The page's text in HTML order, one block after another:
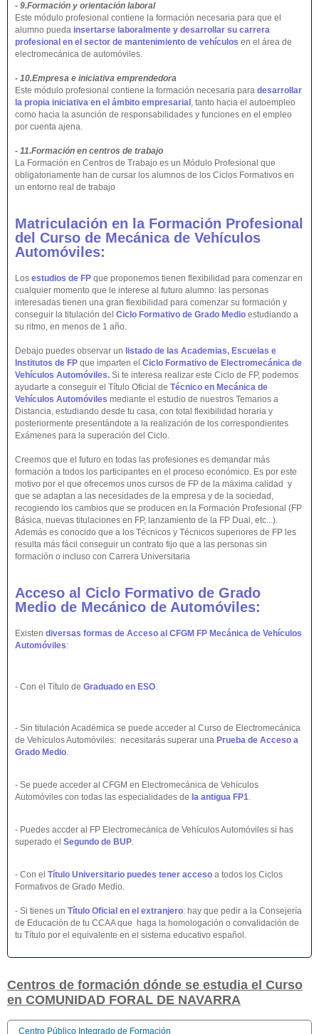
- 9.Formación y orientación laboral
Este módulo profesional contiene la formación necesaria para que el
alumno pueda insertarse laboralmente y desarrollar su carrera
profesional en el sector de mantenimiento de vehículos en el área de
electromecánica de automóviles.
- 10.Empresa e iniciativa emprendedora
Este módulo profesional contiene la formación necesaria para desarrollar
la propia iniciativa en el ámbito empresarial , tanto hacia el autoempleo
como hacia la asunción de responsabilidades y funciones en el empleo
por cuenta ajena.
- 11.Formación en centros de trabajo
La Formación en Centros de Trabajo es un Módulo Profesional que
obligatoriamente han de cursar los alumnos de los Ciclos Formativos en
un entorno real de trabajo
Matriculación en la Formación Profesional
del Curso de Mecánica de Vehículos
Automóviles:
Los estudios de FP que proponemos tienen flexibilidad para comenzar en
cualquier momento que le interese al futuro alumno: las personas
interesadas tienen una gran flexibilidad para comenzar su formación y
conseguir la titulación del Ciclo Formativo de Grado Medio estudiando a
su ritmo, en menos de 1 año.
Debajo puedes observar un listado de las Academias, Escuelas e
Institutos de FP que imparten el Ciclo Formativo de Electromecánica de
Vehículos Automóviles. Si te interesa realizar este Ciclo de FP, podemos
ayudarte a conseguir el Título Oficial de Técnico en Mecánica de
Vehículos Automóviles mediante el estudio de nuestros Temarios a
Distancia, estudiando desde tu casa, con total flexibilidad horaria y
posteriormente presentándote a la realización de los correspondientes
Exámenes para la superación del Ciclo.
Creemos que el futuro en todas las profesiones es demandar más
formación a todos los participantes en el proceso económico. Es por este
motivo por el que ofrecemos unos cursos de FP de la máxima calidad y
que se adaptan a las necesidades de la empresa y de la sociedad,
recogiendo los cambios que se producen en la Formación Profesional (FP
Básica, nuevas titulaciones en FP, lanzamiento de la FP Dual, etc...).
Además es conocido que a los Técnicos y Técnicos superiores de FP les
resulta más fácil conseguir un contrato fijo que a las personas sin
formación o incluso con Carrera Universitaria
Acceso al Ciclo Formativo de Grado
Medio de Mecánico de Automóviles:
Existen diversas formas de Acceso al CFGM FP Mecánica de Vehículos
Automóviles:
- Con el Título de Graduado en ESO.
- Sin titulación Académica se puede acceder al Curso de Electromecánica
de Vehículos Automóviles: necesitarás superar una Prueba de Acceso a
Grado Medio.
- Se puede acceder al CFGM en Electromecánica de Vehículos
Automóviles con todas las especialidades de la antigua FP1.
- Puedes accder al FP Electromecánica de Vehículos Automóviles si has
superado el Segundo de BUP.
- Con el Título Universitario puedes tener acceso a todos los Ciclos
Formativos de Grado Medio.
- Si tienes un Título Oficial en el extranjero: hay que pedir a la Consejería
de Educación de tu CCAA que haga la homologación o convalidación de
tu Título por el equivalente en el sistema educativo español.
Centros de formación dónde se estudia el Curso
en COMUNIDAD FORAL DE NAVARRA
Centro Público Integrado de Formación